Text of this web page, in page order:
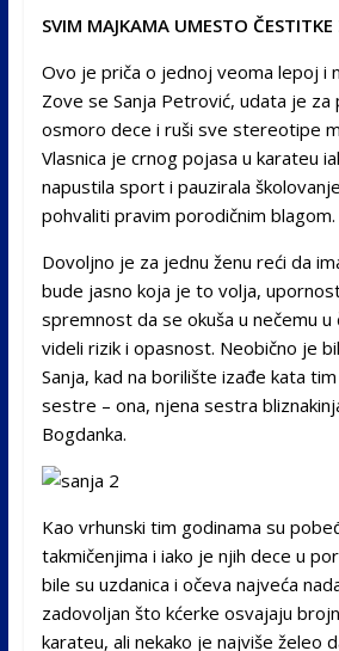
SVIM MAJKAMA UMESTO
Ovo je priča o jednoj veoma lepoj i
Zove se Sanja Petrović, udata je za
osmoro dece i ruši sve stereotipe
Vlasnica je crnog pojasa u karateu
napustila sport i pauzirala
pohvaliti pravim porodičnim blagom.
Dovoljno je za jednu ženu reći da
bude jasno koja je to volja,
spre­mnost da se okuša u nečemu u
videli rizik i opasnost. Neobično je
Sanja, kad na bo­rilište izađe kata
sestre – ona, nje­na sestra
Bogdanka.
Kao vrhun­ski tim godinama su
takmičenjima i iako je njih dece u
bile su uzdani­ca i očeva najveća
zadovoljan što kćer­ke osvajaju
karateu, ali nekako je najvi­še želeo